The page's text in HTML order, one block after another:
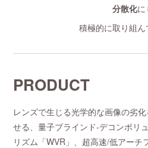
分散化に
積極的に取り組ん
PRODUCT
レンズで生じる光学的な画像の劣
せる、量子ブラインド-デコンボリ
リズム「WVR」、超高速/低アーチ